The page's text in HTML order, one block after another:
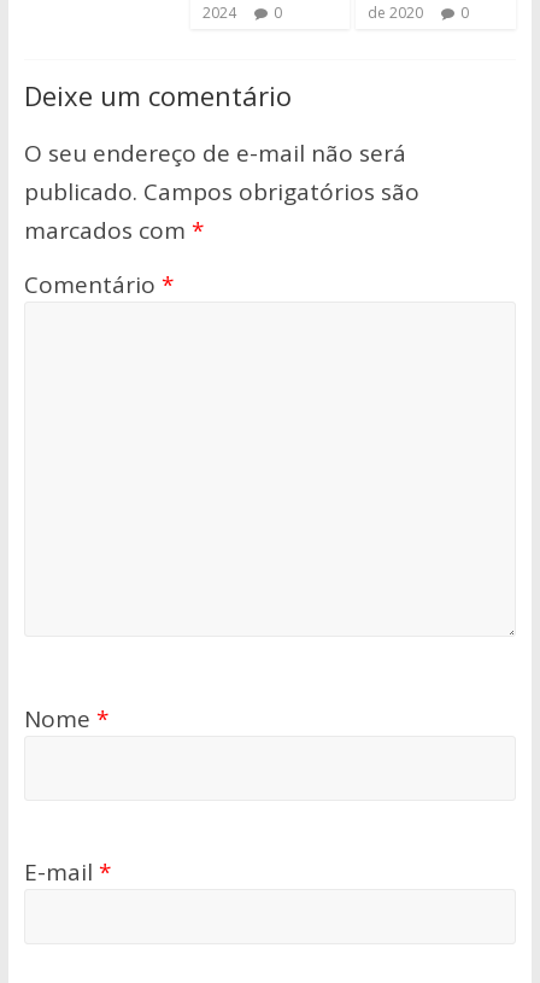
2024
0
de 2020
0
Deixe um comentário
O seu endereço de e-mail não será
publicado. Campos obrigatórios são
marcados com *
Comentário *
Nome *
E-mail *